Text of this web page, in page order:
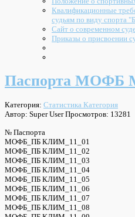
Квалификационные
судьям по виду спорта
Сайт о современном
Приказы о присвоении
Паспорта МОФБ
Категория: Статистика Категория
Автор: Super UserПросмотров: 13281
№ Паспорта
МОФБ_ПБ КЛИМ_11_01
МОФБ_ПБ КЛИМ_11_02
МОФБ_ПБ КЛИМ_11_03
МОФБ_ПБ КЛИМ_11_04
МОФБ_ПБ КЛИМ_11_05
МОФБ_ПБ КЛИМ_11_06
МОФБ_ПБ КЛИМ_11_07
МОФБ_ПБ КЛИМ_11_08